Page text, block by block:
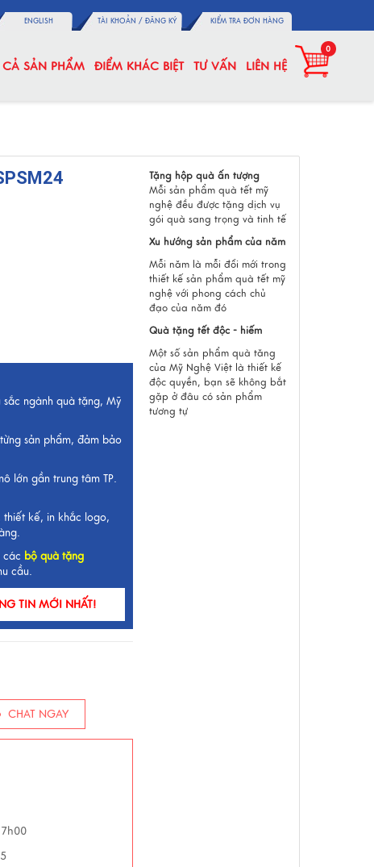
ENGLISH TÀI KHOẢN / ĐĂNG KÝ KIỂM TRA ĐƠN HÀNG
CẢ SẢN PHẨM ĐIỂM KHÁC BIỆT TƯ VẤN LIÊN HỆ
0
sắc ngành quà tặng, Mỹ
sản phẩm, đảm bảo
lớn gần trung tâm TP.
thiết kế, in khắc logo,
các bộ quà tặng
cầu.
TIN MỚI NHẤT!
CHAT NGAY
Tặng hộp quà ấn tượng
Mỗi sản phẩm quà tết mỹ
nghệ đều được tặng dịch vụ
gói quà sang trọng và tinh tế
Xu hướng sản phẩm của năm
Mỗi năm là mỗi đổi mới trong
thiết kế sản phẩm quà tết mỹ
nghệ với phong cách chủ
đạo của năm đó
Quà tặng tết độc - hiếm
Một số sản phẩm quà tăng
của Mỹ Nghệ Việt là thiết kế
độc quyền, bạn sẽ không bắt
gặp ở đâu có sản phẩm
tương tự